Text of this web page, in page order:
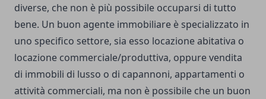
diverse, che non è più possibile occuparsi di tutto
bene. Un buon agente immobiliare è specializzato in
uno specifico settore, sia esso locazione abitativa o
locazione commerciale/produttiva, oppure vendita
di immobili di lusso o di capannoni, appartamenti o
attività commerciali, ma non è possibile che un buon